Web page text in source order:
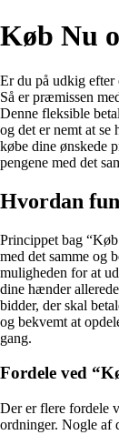
Køb Nu
Er du på udkig efter
Så er præmissen
Denne fleksible
og det er nemt at
købe dine ønskede
pengene med det
Hvordan
Princippet bag
med det samme og
muligheden for at
dine hænder
bidder, der skal
og bekvemt at
gang.
Fordele ved
Der er flere fordele
ordninger. Nogle af